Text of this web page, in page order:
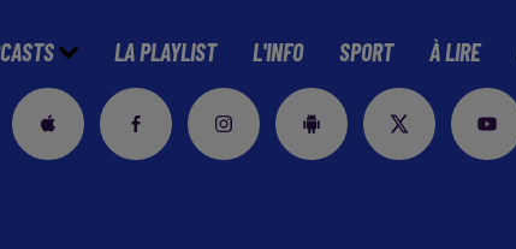
LA PLAYLIST L'INFO SPORT À LIRE